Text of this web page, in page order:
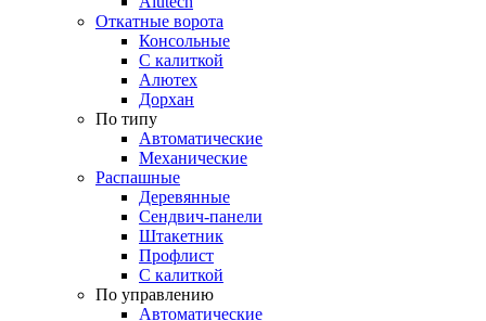
Откатные ворота
Консольные
С калиткой
Алютех
Дорхан
По типу
Автоматические
Механические
Распашные
Деревянные
Сендвич-панели
Штакетник
Профлист
С калиткой
По управлению
Автоматические